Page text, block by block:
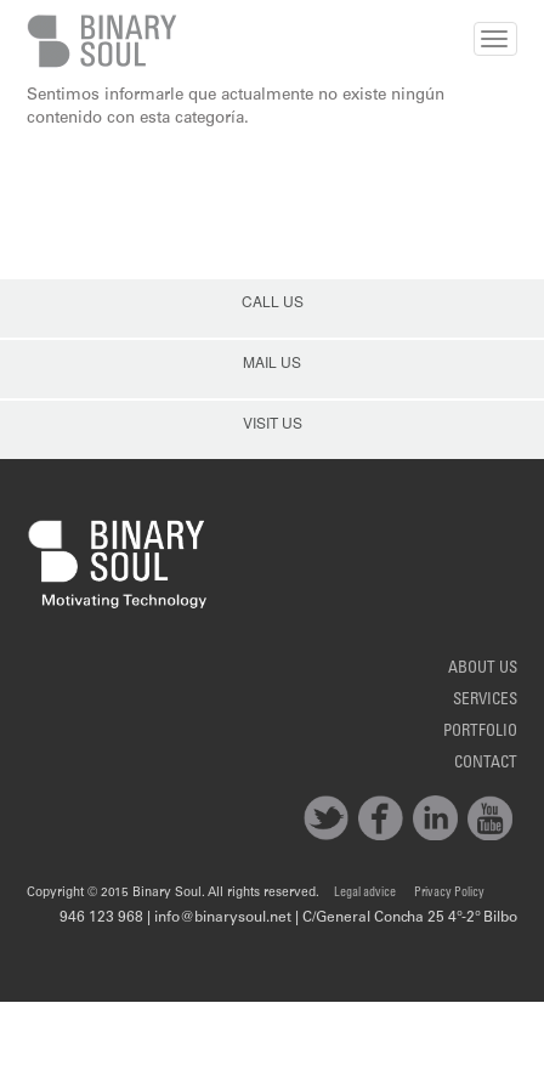
Skip to main content
Sentimos informarle que actualmente no existe ningún
contenido con esta categoría.
CALL US
MAIL US
VISIT US
ABOUT US
SERVICES
PORTFOLIO
CONTACT
Copyright © 2015 Binary Soul. All rights reserved. Legal advice Privacy Policy
946 123 968 | info@binarysoul.net | C/General Concha 25 4º-2º Bilbo